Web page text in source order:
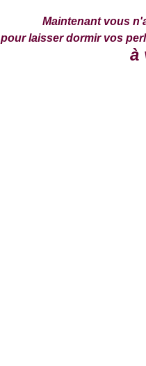
Maintenant vous
pour laisser dormir vos
à